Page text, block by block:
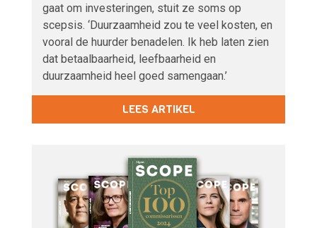
gaat om investeringen, stuit ze soms op
scepsis. ‘Duurzaamheid zou te veel kosten, en
vooral de huurder benadelen. Ik heb laten zien
dat betaalbaarheid, leefbaarheid en
duurzaamheid heel goed samengaan.’
LEES ARTIKEL